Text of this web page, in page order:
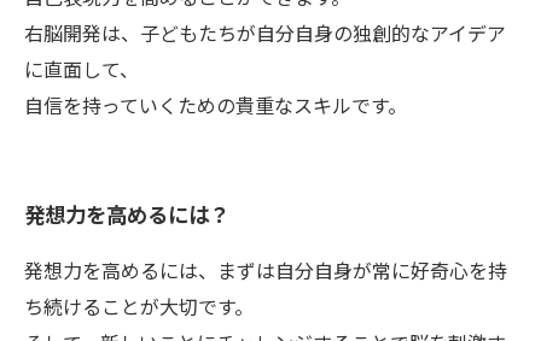
右脳開発は、子どもたちが自分自身の独創的なアイデア
に直面して、
自信を持っていくための貴重なスキルです。
発想力を高めるには？
発想力を高めるには、まずは自分自身が常に好奇心を持
ち続けることが大切です。